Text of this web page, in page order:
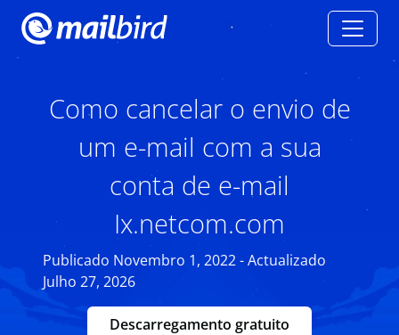
Como cancelar o envio de
um e-mail com a sua
conta de e-mail
Ix.netcom.com
Publicado Novembro 1, 2022 - Actualizado
Julho 27, 2026
Descarregamento gratuito